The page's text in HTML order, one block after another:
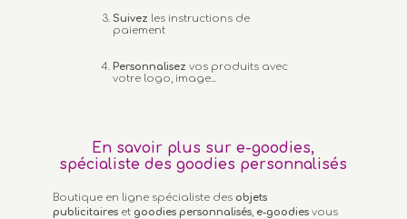
Suivez les instructions de
paiement
Personnalisez vos produits avec
votre logo, image...
En savoir plus sur e-goodies,
spécialiste des goodies personnalisés
Boutique en ligne spécialiste des objets
publicitaires et goodies personnalisés, e-goodies vous